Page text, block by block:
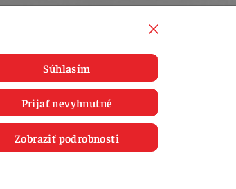
Súhlasím
Prijať nevyhnutné
Zobraziť podrobnosti